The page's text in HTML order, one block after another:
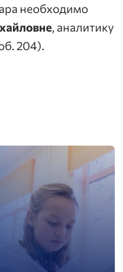
необходимо
, аналитику
204).